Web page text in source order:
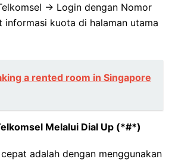
-> Login dengan Nomor
informasi kuota di halaman utama
a rented room in Singapore
Melalui Dial Up (*#*)
adalah dengan menggunakan